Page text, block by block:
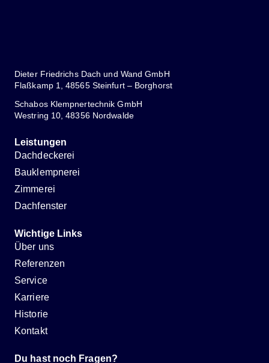
Dieter Friedrichs Dach und Wand GmbH
Flaßkamp 1, 48565 Steinfurt – Borghorst
Schabos Klempnertechnik GmbH
Westring 10, 48356 Nordwalde
Leistungen
Dachdeckerei
Bauklempnerei
Zimmerei
Dachfenster
Wichtige Links
Über uns
Referenzen
Service
Karriere
Historie
Kontakt
Du hast noch Fragen?